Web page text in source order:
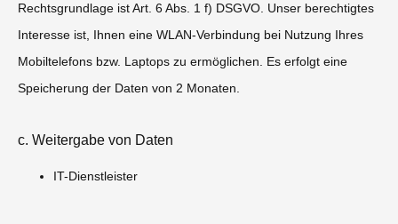
Rechtsgrundlage ist Art. 6 Abs. 1 f) DSGVO. Unser berechtigtes
Interesse ist, Ihnen eine WLAN-Verbindung bei Nutzung Ihres
Mobiltelefons bzw. Laptops zu ermöglichen. Es erfolgt eine
Speicherung der Daten von 2 Monaten.
c. Weitergabe von Daten
IT-Dienstleister